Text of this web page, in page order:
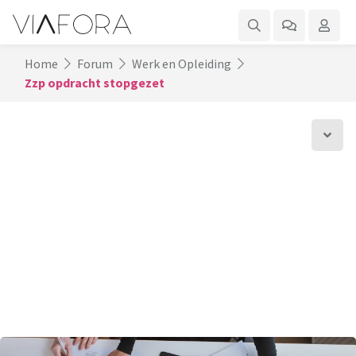
Home Forum
Werk en Opleiding
Zzp opdracht stopgezet